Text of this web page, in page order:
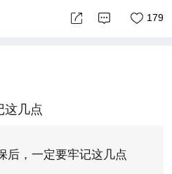
179
这几点
后，一定要牢记这几点